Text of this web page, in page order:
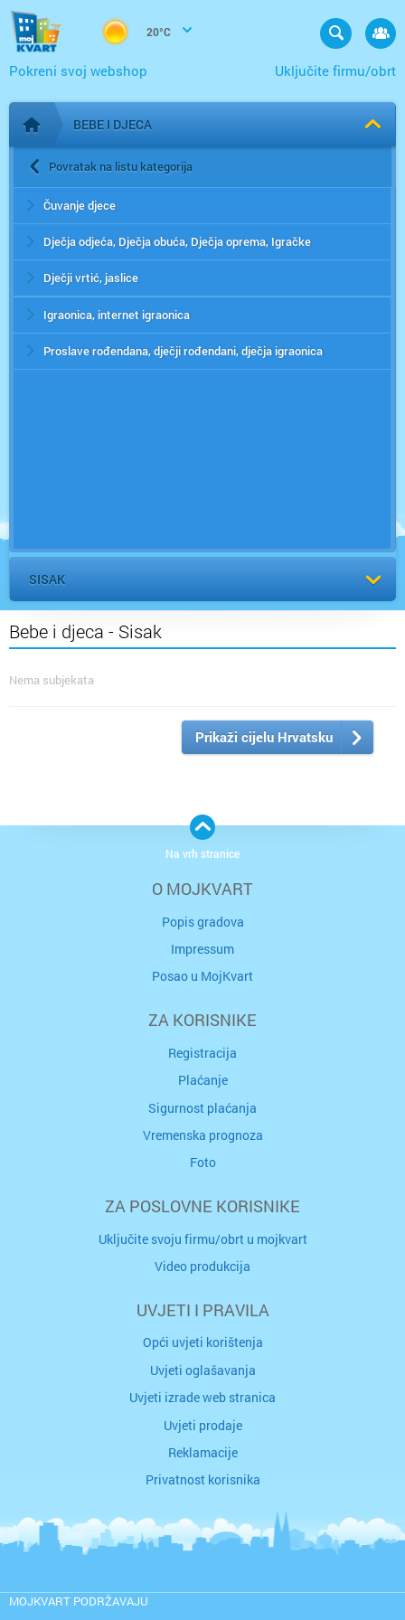
20°C
Uključite firmu/obrt
Pokreni svoj webshop
Početna stranica
BEBE I DJECA
Povratak na listu kategorija
Čuvanje djece
Dječja odjeća, Dječja obuća, Dječja oprema, Igračke
Dječji vrtić, jaslice
Igraonica, internet igraonica
Proslave rođendana, dječji rođendani, dječja igraonica
SISAK
Bebe i djeca - Sisak
Nema subjekata
Prikaži cijelu Hrvatsku
O MOJKVART
Popis gradova
Impressum
Posao u MojKvart
ZA KORISNIKE
Registracija
Plaćanje
Sigurnost plaćanja
Vremenska prognoza
Foto
ZA POSLOVNE KORISNIKE
Uključite svoju firmu/obrt u mojkvart
Video produkcija
UVJETI I PRAVILA
Opći uvjeti korištenja
Uvjeti oglašavanja
Uvjeti izrade web stranica
Uvjeti prodaje
Reklamacije
Privatnost korisnika
MOJKVART PODRŽAVAJU
Na vrh stranice